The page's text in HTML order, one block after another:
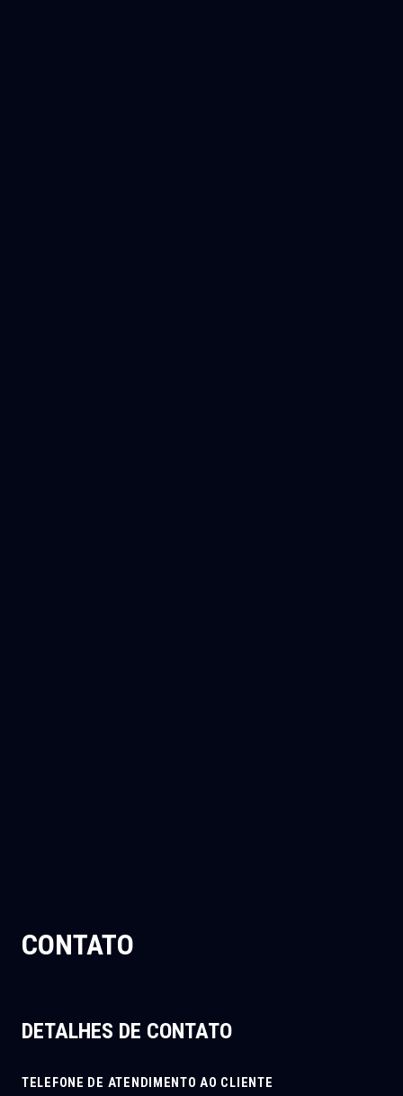
CONTATO
DETALHES DE CONTATO
TELEFONE DE ATENDIMENTO AO CLIENTE